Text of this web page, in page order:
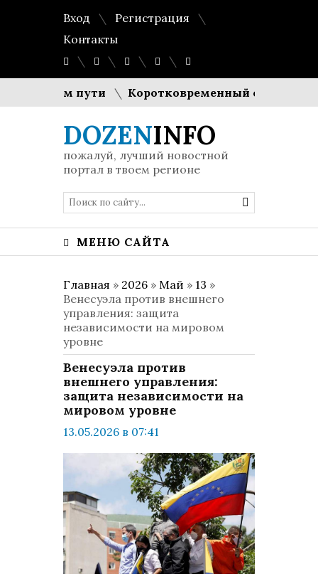
Вход
Регистрация
Контакты
долгом пути Коротковременный спад
DOZENINFO
пожалуй, лучший новостной
портал в твоем регионе
МЕНЮ САЙТА
Главная » 2026 » Май » 13 »
Венесуэла против внешнего
управления: защита
независимости на мировом
уровне
Венесуэла против
внешнего управления:
защита независимости на
мировом уровне
13.05.2026 в 07:41
комментариев: 0
Политика